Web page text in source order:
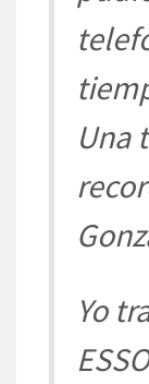
Una
Yo